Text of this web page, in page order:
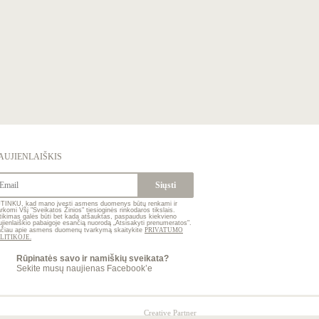
kad mano įvesti asmens duomenys būtų renkami ir
Všį "Sveikatos Žinios" tiesioginės rinkodaros tikslais.
galės būti bet kada atšauktas, paspaudus kiekvieno
pabaigoje esančią nuorodą „Atsisakyti prenumeratos".
apie asmens duomenų tvarkymą skaitykite PRIVATUMO
Rūpinatės savo ir namiškių sveikata?
Sekite musų naujienas Facebook’e
Creative Partner